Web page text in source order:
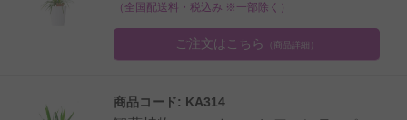
（全国配送料・税込み ※一部除く）
ご注文はこちら （商品詳細）
商品コード: KA314